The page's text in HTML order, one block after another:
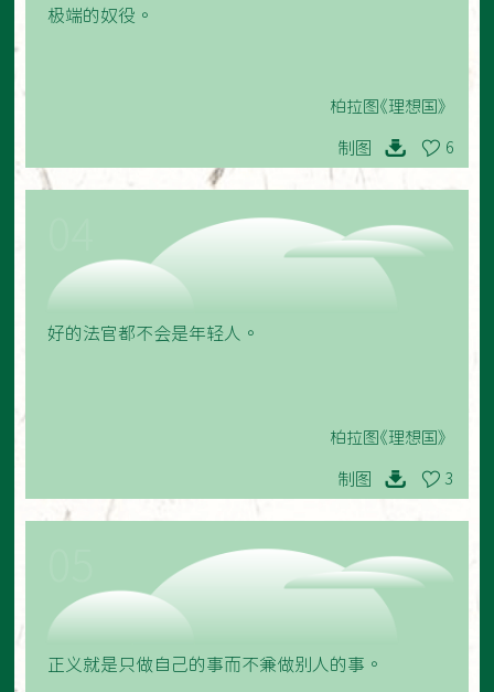
极端的奴役。
柏拉图《理想国》
制图 6
好的法官都不会是年轻人。
柏拉图《理想国》
制图 3
正义就是只做自己的事而不兼做别人的事。